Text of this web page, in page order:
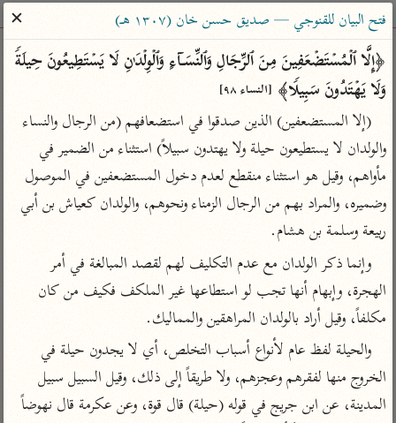
ساهم معنا في نشر القرآن والعلم الشرعي
الباحث القرآني
بحث تفسير
Type 2 or more characters for results.
Type 1 or more
characters for results.
أمّهات
تفسير الطبري
تفسير ابن كثير
تفسير القرطبي
تفسير البغوي
جمع الأقوال
فتح البيان للقنوجي
فتح القدير للشوكاني
تفسير ابن جزي
موسوعات
تفسير الآلوسي
الميسر
المختصر في
التفسير
أيسر التفاسير
القرآن – تدبر وعمل
فتح البيان للقنوجي — صديق حسن خان (١٣٠٧ هـ)
✕
وَلَا یَهۡتَدُونَ سَبِیلࣰا﴾ [النساء ٩٨]
ربيعة وسلمة بن هشام.
وإنما ذكر الولدان مع عدم التكليف لهم لقصد المبالغة في أمر
مكلفاً، وقيل أراد بالولدان المراهقين والمماليك.
المدينة، عن ابن جريج في قوله (حيلة) قال قوة، وعن عكرمة قال نهوضاً